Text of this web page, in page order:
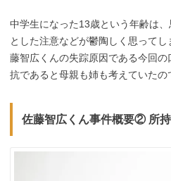
中学生になった13歳という年齢は
とした注意などが鬱陶しく思って
藤智広くんの失踪原因である今回
抗であると母親も姉も考えていたの
佐藤智広くん事件概要② 所